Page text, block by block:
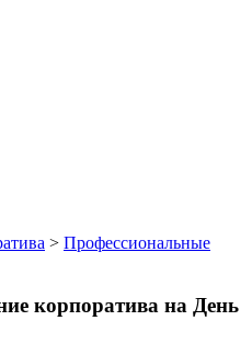
> Профессиональные
корпоратива на День